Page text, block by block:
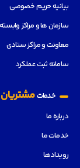
بیانیه حریم خصوصی
سازمان ها و مراکز وابسته
معاونت و مراکز ستادی
سامانه ثبت عملکرد
خدماتمشتریان
درباره ما
خدمات ما
رویدادها